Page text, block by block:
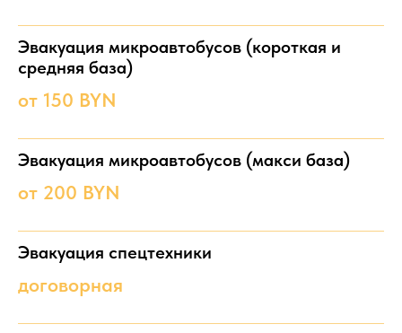
Эвакуация микроавтобусов (короткая и
средняя база)
от 150 BYN
Эвакуация микроавтобусов (макси база)
от 200 BYN
Эвакуация спецтехники
договорная